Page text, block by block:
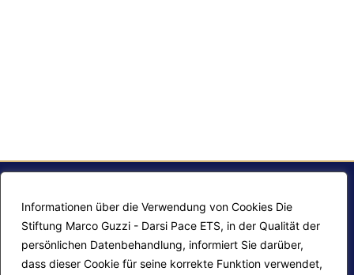
Informationen über die Verwendung von Cookies Die
Stiftung Marco Guzzi - Darsi Pace ETS, in der Qualität der
persönlichen Datenbehandlung, informiert Sie darüber,
dass dieser Cookie für seine korrekte Funktion verwendet,